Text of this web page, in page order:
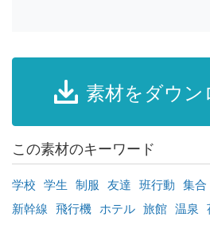
素材をダウン
この素材のキーワード
学校 学生 制服 友達 班行動 集合
新幹線 飛行機 ホテル 旅館 温泉